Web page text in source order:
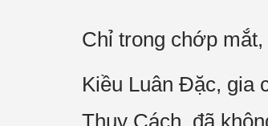
Chỉ trong chớp
Kiều Luân Đặc, gia
Thụy Cách, đã